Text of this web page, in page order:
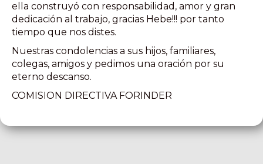
ella construyó con responsabilidad, amor y gran
dedicación al trabajo, gracias Hebe!!! por tanto
tiempo que nos distes.
Nuestras condolencias a sus hijos, familiares,
colegas, amigos y pedimos una oración por su
eterno descanso.
COMISION DIRECTIVA FORINDER